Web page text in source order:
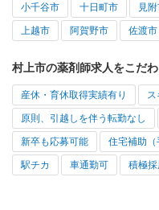
小千谷市 十日町市 見
上越市 阿賀野市 佐渡市
村上市の薬剤師求人をこだ
産休・育休取得実績有り ス
原則、引越しを伴う転勤なし
新卒も応募可能 住宅補助（
駅チカ 車通勤可 積極採